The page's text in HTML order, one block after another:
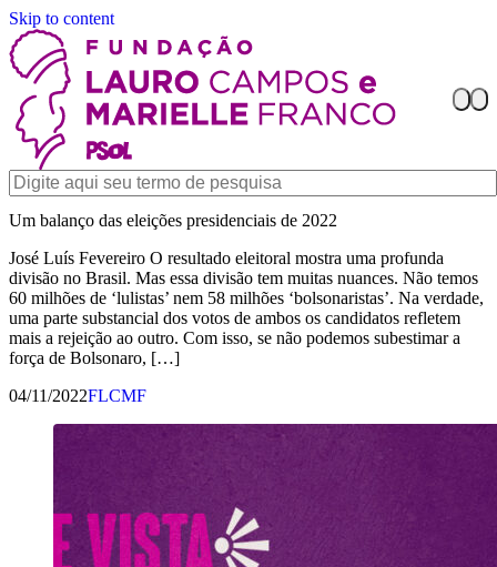
Skip to content
Um balanço das eleições presidenciais de 2022
José Luís Fevereiro O resultado eleitoral mostra uma profunda
divisão no Brasil. Mas essa divisão tem muitas nuances. Não temos
60 milhões de ‘lulistas’ nem 58 milhões ‘bolsonaristas’. Na verdade,
uma parte substancial dos votos de ambos os candidatos refletem
mais a rejeição ao outro. Com isso, se não podemos subestimar a
força de Bolsonaro, […]
04/11/2022FLCMF